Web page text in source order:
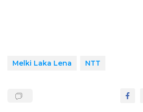
Melki Laka Lena NTT